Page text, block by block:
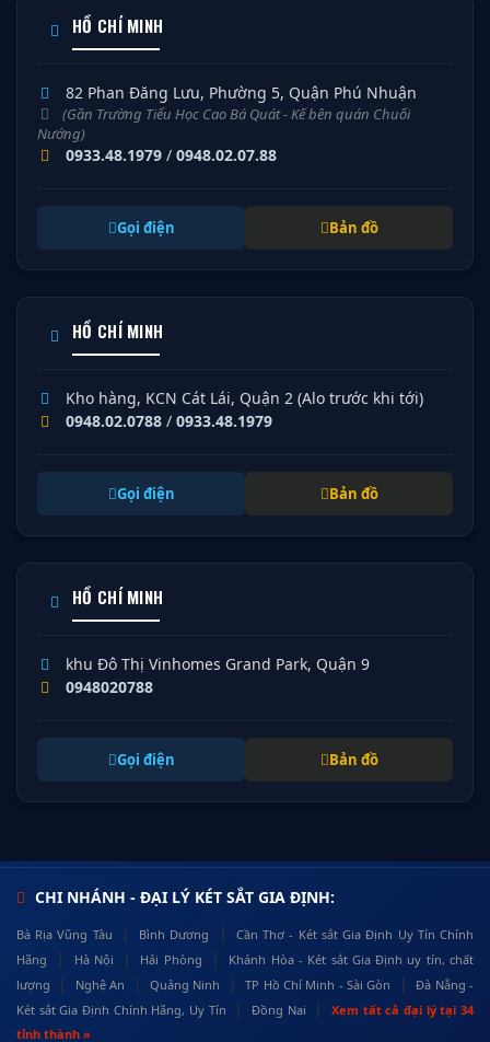
HỒ CHÍ MINH
82 Phan Đăng Lưu, Phường 5, Quận Phú Nhuận
(Gần Trường Tiểu Học Cao Bá Quát - Kế bên quán Chuối
Nướng)
0933.48.1979 / 0948.02.07.88
Gọi điện Bản đồ
HỒ CHÍ MINH
Kho hàng, KCN Cát Lái, Quận 2 (Alo trước khi tới)
0948.02.0788 / 0933.48.1979
Gọi điện Bản đồ
HỒ CHÍ MINH
khu Đô Thị Vinhomes Grand Park, Quận 9
0948020788
Gọi điện Bản đồ
CHI NHÁNH - ĐẠI LÝ KÉT SẮT GIA ĐỊNH:
Bà Rịa Vũng Tàu | Bình Dương |
Cần Thơ - Két sắt Gia Định Uy Tín Chính
Hãng
| Hà Nội | Hải Phòng |
Khánh Hòa - Két sắt Gia Định uy tín, chất
lượng
| Nghệ An | Quảng Ninh | TP Hồ Chí Minh - Sài Gòn |
Đà Nẵng -
Két sắt Gia Định Chính Hãng, Uy Tín
| Đồng Nai |
Xem tất cả đại lý tại 34
tỉnh thành »